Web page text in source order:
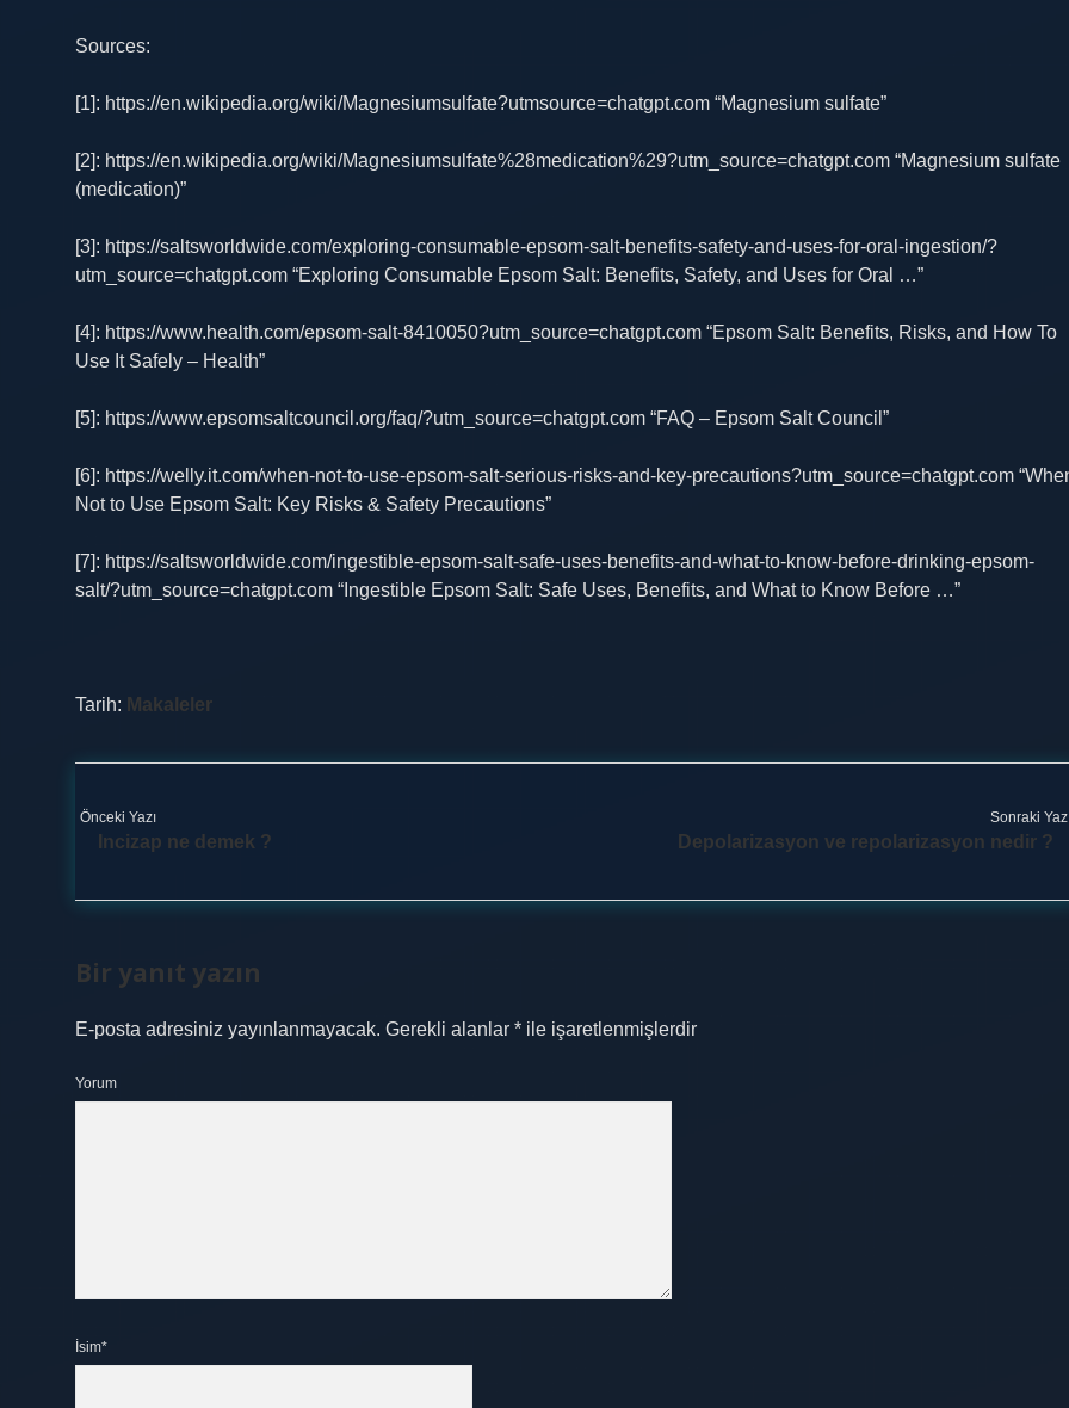
Sources:
[1]: https://en.wikipedia.org/wiki/Magnesiumsulfate?utmsource=chatgpt.com “Magnesium sulfate”
[2]: https://en.wikipedia.org/wiki/Magnesiumsulfate%28medication%29?utm_source=chatgpt.com “Magnesium sulfate
(medication)”
[3]: https://saltsworldwide.com/exploring-consumable-epsom-salt-benefits-safety-and-uses-for-oral-ingestion/?
utm_source=chatgpt.com “Exploring Consumable Epsom Salt: Benefits, Safety, and Uses for Oral …”
[4]: https://www.health.com/epsom-salt-8410050?utm_source=chatgpt.com “Epsom Salt: Benefits, Risks, and How To
Use It Safely – Health”
[5]: https://www.epsomsaltcouncil.org/faq/?utm_source=chatgpt.com “FAQ – Epsom Salt Council”
[6]: https://welly.it.com/when-not-to-use-epsom-salt-serious-risks-and-key-precautions?utm_source=chatgpt.com
Not to Use Epsom Salt: Key Risks & Safety Precautions”
[7]: https://saltsworldwide.com/ingestible-epsom-salt-safe-uses-benefits-and-what-to-know-before-drinking-epsom-
salt/?utm_source=chatgpt.com “Ingestible Epsom Salt: Safe Uses, Benefits, and What to Know Before …”
Tarih: Makaleler
Önceki Yazı
Incizap ne demek ?
Sonraki
Depolarizasyon ve repolarizasyon nedir ?
Bir yanıt yazın
E-posta adresiniz yayınlanmayacak. Gerekli alanlar * ile işaretlenmişlerdir
Yorum
İsim*